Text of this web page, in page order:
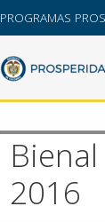
PROGRAMAS
2016